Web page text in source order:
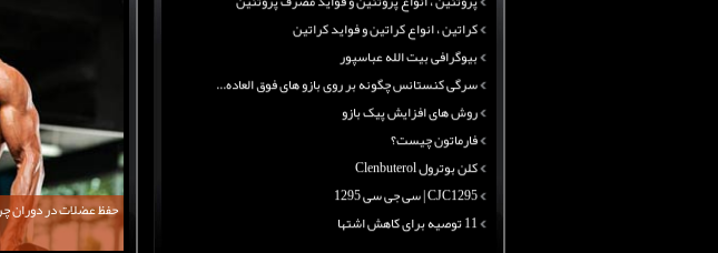
حفظ عضلات در دوران
کراتین ، انواع کراتین و فواید کراتین
بیوگرافی بیت الله عباسپور
سرگی کنستانس چگونه بر روی بازو های فوق العاده...
روش های افزایش پیک بازو
فارماتون چیست؟
کلن بوترول Clenbuterol
CJC1295 | سی جی سی 1295
11 توصیه برای کاهش اشتها